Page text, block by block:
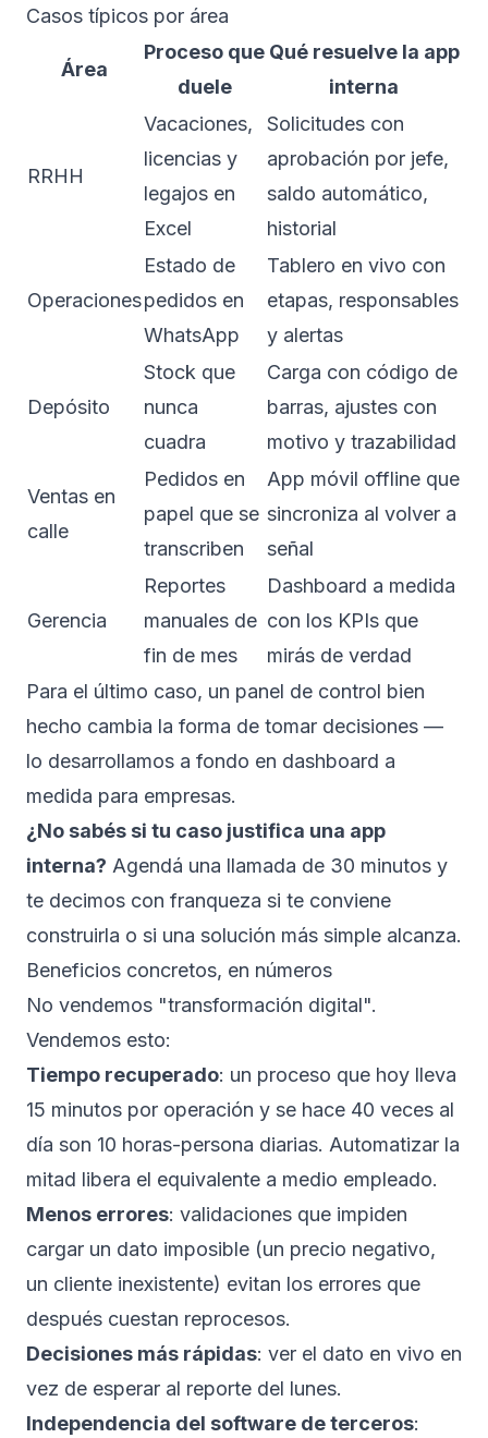
Casos típicos por área
Área
Proceso que
duele
Qué resuelve la app
interna
RRHH
Vacaciones,
licencias y
legajos en
Excel
Solicitudes con
aprobación por jefe,
saldo automático,
historial
Operaciones
Estado de
pedidos en
WhatsApp
Tablero en vivo con
etapas, responsables
y alertas
Depósito
Stock que
nunca
cuadra
Carga con código de
barras, ajustes con
motivo y trazabilidad
Ventas en
calle
Pedidos en
papel que se
transcriben
App móvil offline que
sincroniza al volver a
señal
Gerencia
Reportes
manuales de
fin de mes
Dashboard a medida
con los KPIs que
mirás de verdad
Para el último caso, un panel de control bien
hecho cambia la forma de tomar decisiones —
lo desarrollamos a fondo en dashboard a
medida para empresas.
¿No sabés si tu caso justifica una app
interna? Agendá una llamada de 30 minutos y
te decimos con franqueza si te conviene
construirla o si una solución más simple alcanza.
Beneficios concretos, en números
No vendemos "transformación digital".
Vendemos esto:
Tiempo recuperado: un proceso que hoy lleva
15 minutos por operación y se hace 40 veces al
día son 10 horas-persona diarias. Automatizar la
mitad libera el equivalente a medio empleado.
Menos errores: validaciones que impiden
cargar un dato imposible (un precio negativo,
un cliente inexistente) evitan los errores que
después cuestan reprocesos.
Decisiones más rápidas: ver el dato en vivo en
vez de esperar al reporte del lunes.
Independencia del software de terceros: